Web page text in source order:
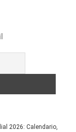
2026: Calendario,